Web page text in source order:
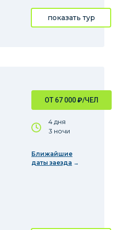
показать тур
ОТ 67 000₽/ЧЕЛ
4 дня
3 ночи
Ближайшие
даты заезда